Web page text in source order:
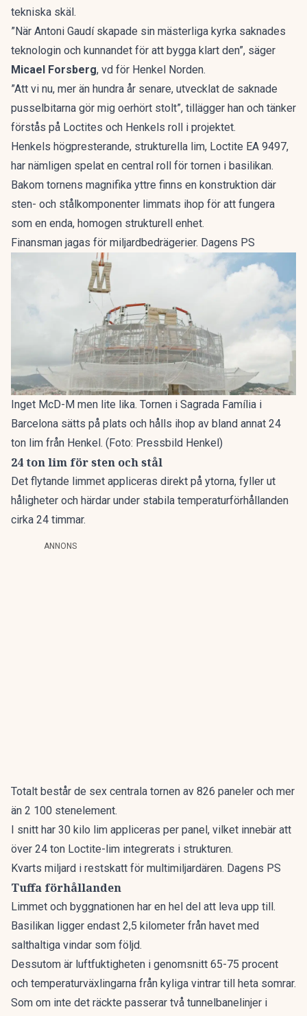
tekniska skäl.
”När Antoni Gaudí skapade sin mästerliga kyrka saknades
teknologin och kunnandet för att bygga klart den”, säger
Micael Forsberg, vd för Henkel Norden.
”Att vi nu, mer än hundra år senare, utvecklat de saknade
pusselbitarna gör mig oerhört stolt”, tillägger han och tänker
förstås på Loctites och Henkels roll i projektet.
Henkels högpresterande, strukturella lim, Loctite EA 9497,
har nämligen spelat en central roll för tornen i basilikan.
Bakom tornens magnifika yttre finns en konstruktion där
sten- och stålkomponenter limmats ihop för att fungera
som en enda, homogen strukturell enhet.
Finansman jagas för miljardbedrägerier. Dagens PS
Inget McD-M men lite lika. Tornen i Sagrada Família i
Barcelona sätts på plats och hålls ihop av bland annat 24
ton lim från Henkel. (Foto: Pressbild Henkel)
24 ton lim för sten och stål
Det flytande limmet appliceras direkt på ytorna, fyller ut
håligheter och härdar under stabila temperaturförhållanden
cirka 24 timmar.
ANNONS
Totalt består de sex centrala tornen av 826 paneler och mer
än 2 100 stenelement.
I snitt har 30 kilo lim appliceras per panel, vilket innebär att
över 24 ton Loctite-lim integrerats i strukturen.
Kvarts miljard i restskatt för multimiljardären. Dagens PS
Tuffa förhållanden
Limmet och byggnationen har en hel del att leva upp till.
Basilikan ligger endast 2,5 kilometer från havet med
salthaltiga vindar som följd.
Dessutom är luftfuktigheten i genomsnitt 65-75 procent
och temperaturväxlingarna från kyliga vintrar till heta somrar.
Som om inte det räckte passerar två tunnelbanelinjer i